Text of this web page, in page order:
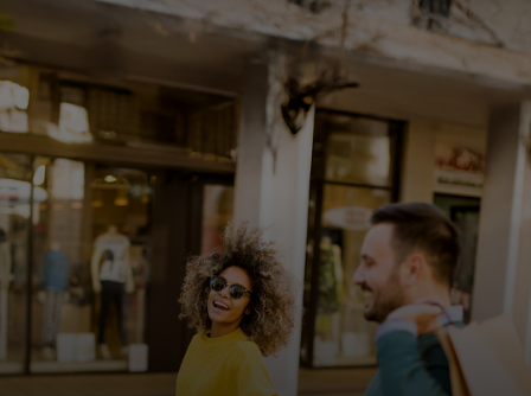
Για επιχειρήσεις
Για τον κόσμο
Για καινοτόμους
Νέα και τάσεις